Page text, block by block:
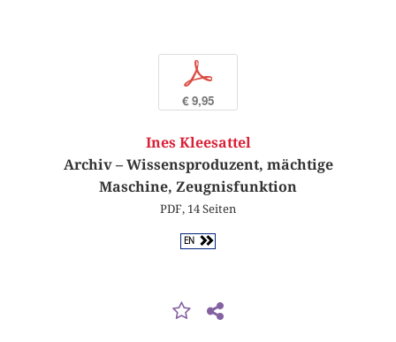
p
€ 9,95
Ines Kleesattel
Archiv – Wissensproduzent, mächtige
Maschine, Zeugnisfunktion
PDF, 14 Seiten
EN